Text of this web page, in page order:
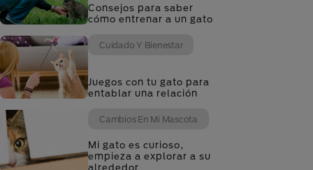
Consejos para saber
cómo entrenar a un gato
Cuidado Y Bienestar
Juegos con tu gato para
entablar una relación
Cambios En Mi Mascota
Mi gato es curioso,
empieza a explorar a su
alrededor